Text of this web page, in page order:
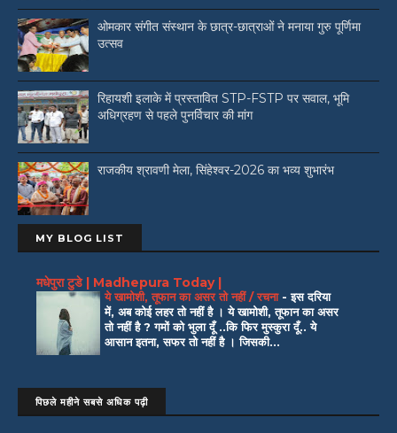
ओमकार संगीत संस्थान के छात्र-छात्राओं ने मनाया गुरु पूर्णिमा
उत्सव
रिहायशी इलाके में प्रस्तावित STP-FSTP पर सवाल, भूमि
अधिग्रहण से पहले पुनर्विचार की मांग
राजकीय श्रावणी मेला, सिंहेश्वर-2026 का भव्य शुभारंभ
MY BLOG LIST
मधेपुरा टुडे | Madhepura Today |
ये खामोशी, तूफान का असर तो नहीं / रचना -इस दरिया
में, अब कोई लहर तो नहीं है । ये खामोशी, तूफान का असर
तो नहीं है ? गमों को भुला दूँ ..कि फिर मुस्कुरा दूँ.. ये
आसान इतना, सफर तो नहीं है । जिसकी...
पिछले महीने सबसे अधिक पढ़ी